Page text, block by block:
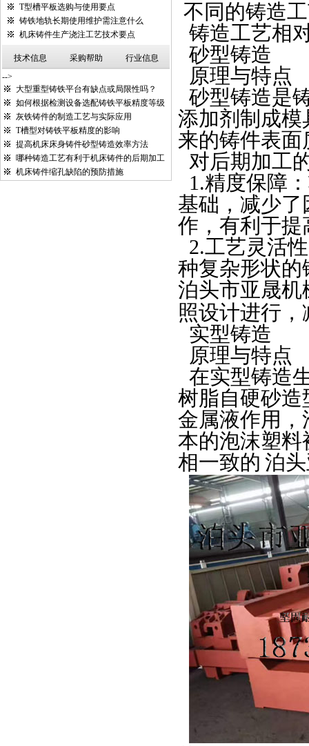
T型槽平板选购与使用要点
铸铁地轨长期使用维护需注意什么
机床铸件生产浇注工艺技术要点
技术信息 采购帮助
行业信息
-->
大型重型铸铁平台有缺点或局限性吗？
如何根据检测设备选配铸铁平板精度等级
灰铁铸件的制造工艺与实际应用
T槽型对铸铁平板精度的影响
提高机床床身铸件砂型铸造效率方法
哪种铸造工艺有利于机床铸件的后期加工
机床铸件缩孔缺陷的预防措施
不同的铸造
铸造工艺相
砂型铸造
原理与特点
砂型铸造是
添加剂制成模
来的铸件表
对后期加工
1.精度保障
基础，减少
作，有利于提
2.工艺灵活
种复杂形状的
泊头市亚晟机
照设计进行
实型铸造
原理与特点
在实型铸造
树脂自硬砂造
金属液作用，
本的泡沫塑料
相一致的 泊